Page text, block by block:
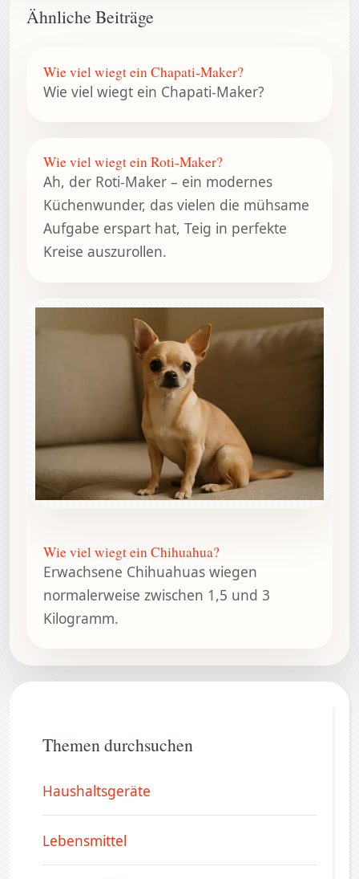
Ähnliche Beiträge
Wie viel wiegt ein Chapati-Maker?
Wie viel wiegt ein Chapati-Maker?
Wie viel wiegt ein Roti-Maker?
Ah, der Roti-Maker – ein modernes
Küchenwunder, das vielen die mühsame
Aufgabe erspart hat, Teig in perfekte
Kreise auszurollen.
Wie viel wiegt ein Chihuahua?
Erwachsene Chihuahuas wiegen
normalerweise zwischen 1,5 und 3
Kilogramm.
Themen durchsuchen
Haushaltsgeräte
Lebensmittel